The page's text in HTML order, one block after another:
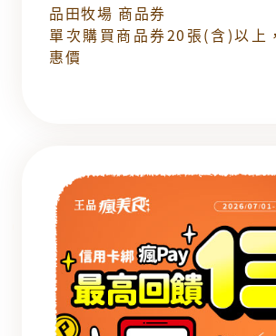
品田牧場 商品券
單次購買商品券20張(含)以上
惠價